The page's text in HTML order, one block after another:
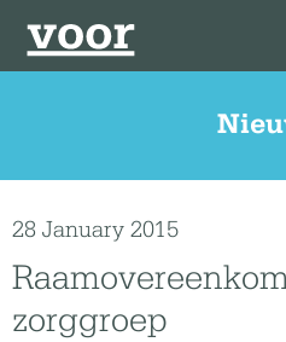
28 January 2015
zorggroep